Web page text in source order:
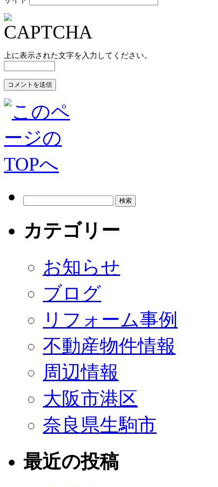
上に表示された文字を入力してください。
カテゴリー
お知らせ
ブログ
リフォーム事例
不動産物件情報
周辺情報
大阪市港区
奈良県生駒市
最近の投稿